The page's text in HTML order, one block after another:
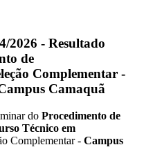
2026 - Resultado
de
Complementar -
Camaquã
do Procedimento de
Técnico em
Complementar - Campus